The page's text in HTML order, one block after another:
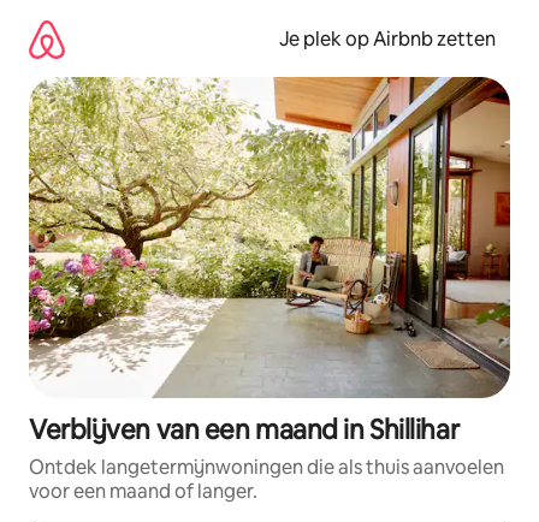
direct
naar
inhoud
Je plek op Airbnb zetten
Verblijven van een maand in Shillihar
Ontdek langetermijnwoningen die als thuis aanvoelen
voor een maand of langer.